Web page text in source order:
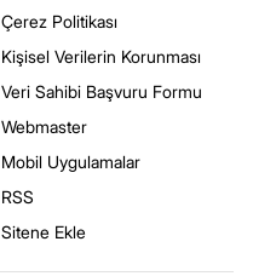
Çerez Politikası
Kişisel Verilerin Korunması
Veri Sahibi Başvuru Formu
Webmaster
Mobil Uygulamalar
RSS
Sitene Ekle